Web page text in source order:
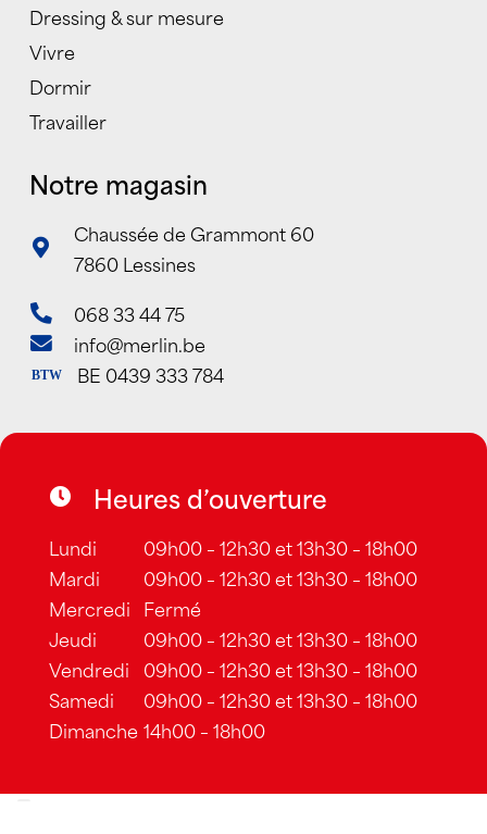
Dressing & sur mesure
Vivre
Dormir
Travailler
Notre magasin
Chaussée de Grammont 60
7860 Lessines
068 33 44 75
info@merlin.be
BTW BE 0439 333 784
Heures d’ouverture
Lundi
09h00 – 12h30 et 13h30 – 18h00
Mardi
09h00 – 12h30 et 13h30 – 18h00
Mercredi Fermé
Jeudi
09h00 – 12h30 et 13h30 – 18h00
Vendredi 09h00 – 12h30 et 13h30 – 18h00
Samedi
09h00 – 12h30 et 13h30 – 18h00
Dimanche 14h00 – 18h00